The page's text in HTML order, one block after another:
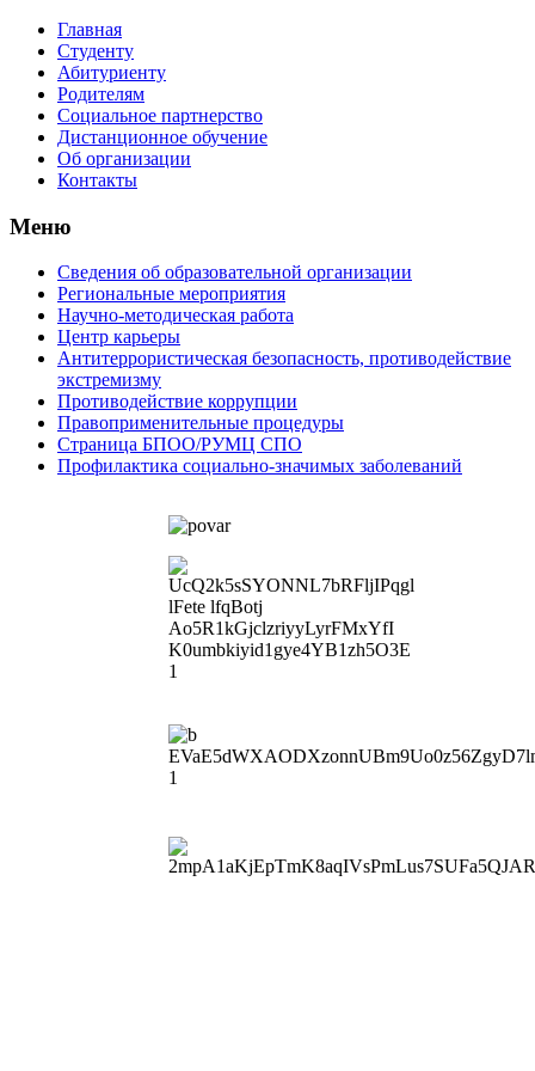
Главная
Студенту
Абитуриенту
Родителям
Социальное партнерство
Дистанционное обучение
Об организации
Контакты
Меню
Сведения об образовательной организации
Региональные мероприятия
Научно-методическая работа
Центр карьеры
Антитеррористическая безопасность, противодействие
экстремизму
Противодействие коррупции
Правоприменительные процедуры
Страница БПОО/РУМЦ CПO
Профилактика социально-значимых заболеваний